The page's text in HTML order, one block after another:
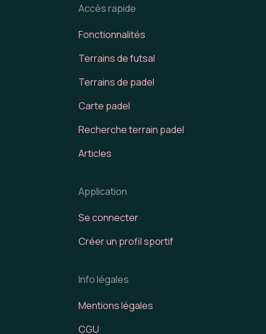
Accès rapide
Fonctionnalités
Terrains de futsal
Terrains de padel
Carte padel
Recherche terrain padel
Articles
Application
Se connecter
Créer un profil sportif
Info légales
Mentions légales
CGU